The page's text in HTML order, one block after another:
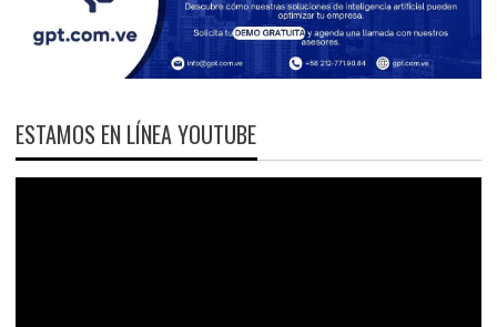
ESTAMOS EN LÍNEA YOUTUBE